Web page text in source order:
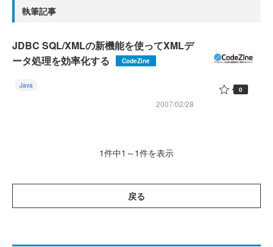
執筆記事
JDBC SQL/XMLの新機能を使ってXMLデ
ータ処理を効率化する
CodeZine
Java
2007/02/28
0
1件中1～1件を表示
戻る